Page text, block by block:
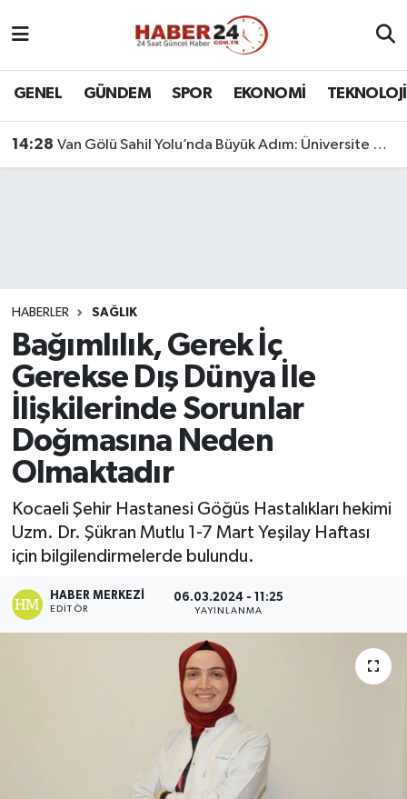
GENEL GÜNDEM SPOR EKONOMİ TEKNOLOJİ
14:28 Van Gölü Sahil Yolu’nda Büyük Adım: Üniversite Bağlantı Etabı Tamamlandı
HABERLER SAĞLIK
Bağımlılık, Gerek İç
Gerekse Dış Dünya İle
İlişkilerinde Sorunlar
Doğmasına Neden
Olmaktadır
Kocaeli Şehir Hastanesi Göğüs Hastalıkları hekimi
Uzm. Dr. Şükran Mutlu 1-7 Mart Yeşilay Haftası
için bilgilendirmelerde bulundu.
HABER MERKEZI
EDITÖR
06.03.2024 - 11:25
YAYINLANMA
Nöbetçi Eczaneler
Son Dakika Haberleri
Haber Arşivi